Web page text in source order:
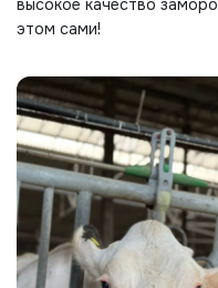
высокое качество
этом сами!